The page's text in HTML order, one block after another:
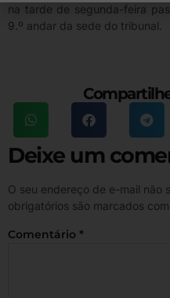
na tarde de segunda-feira
9.º andar da sede do tribunal.
Deixe um
O seu endereço de e-mail não
obrigatórios são marcados com
Comentário *